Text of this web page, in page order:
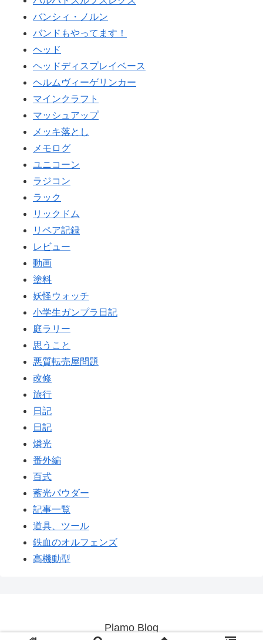
バンシィ・ノルン
バンドもやってます！
ヘッド
ヘッドディスプレイベース
ヘルムヴィーゲリンカー
マインクラフト
マッシュアップ
メッキ落とし
メモログ
ユニコーン
ラジコン
ラック
リックドム
リペア記録
レビュー
動画
塗料
妖怪ウォッチ
小学生ガンプラ日記
庭ラリー
思うこと
悪質転売屋問題
改修
旅行
日記
日記
燐光
番外編
百式
蓄光パウダー
記事一覧
道具、ツール
鉄血のオルフェンズ
高機動型
Plamo Blog